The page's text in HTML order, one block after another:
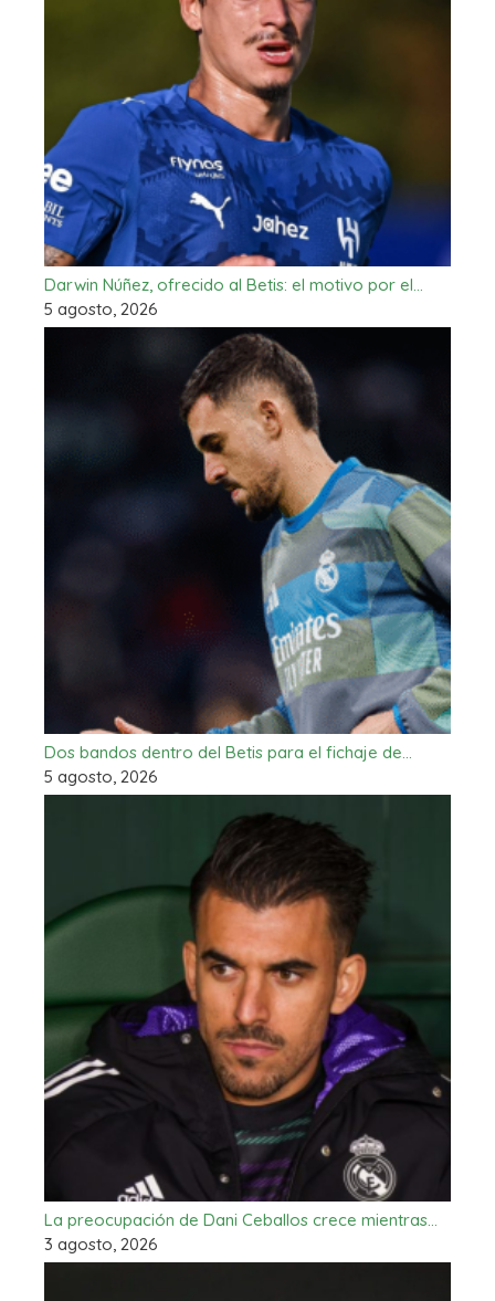
Darwin Núñez, ofrecido al Betis: el motivo por el…
5 agosto, 2026
Dos bandos dentro del Betis para el fichaje de…
5 agosto, 2026
La preocupación de Dani Ceballos crece mientras…
3 agosto, 2026